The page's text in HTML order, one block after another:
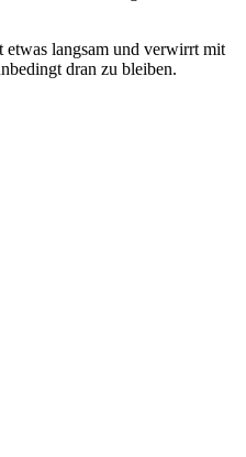
etwas langsam und verwirrt mit
dran zu bleiben.